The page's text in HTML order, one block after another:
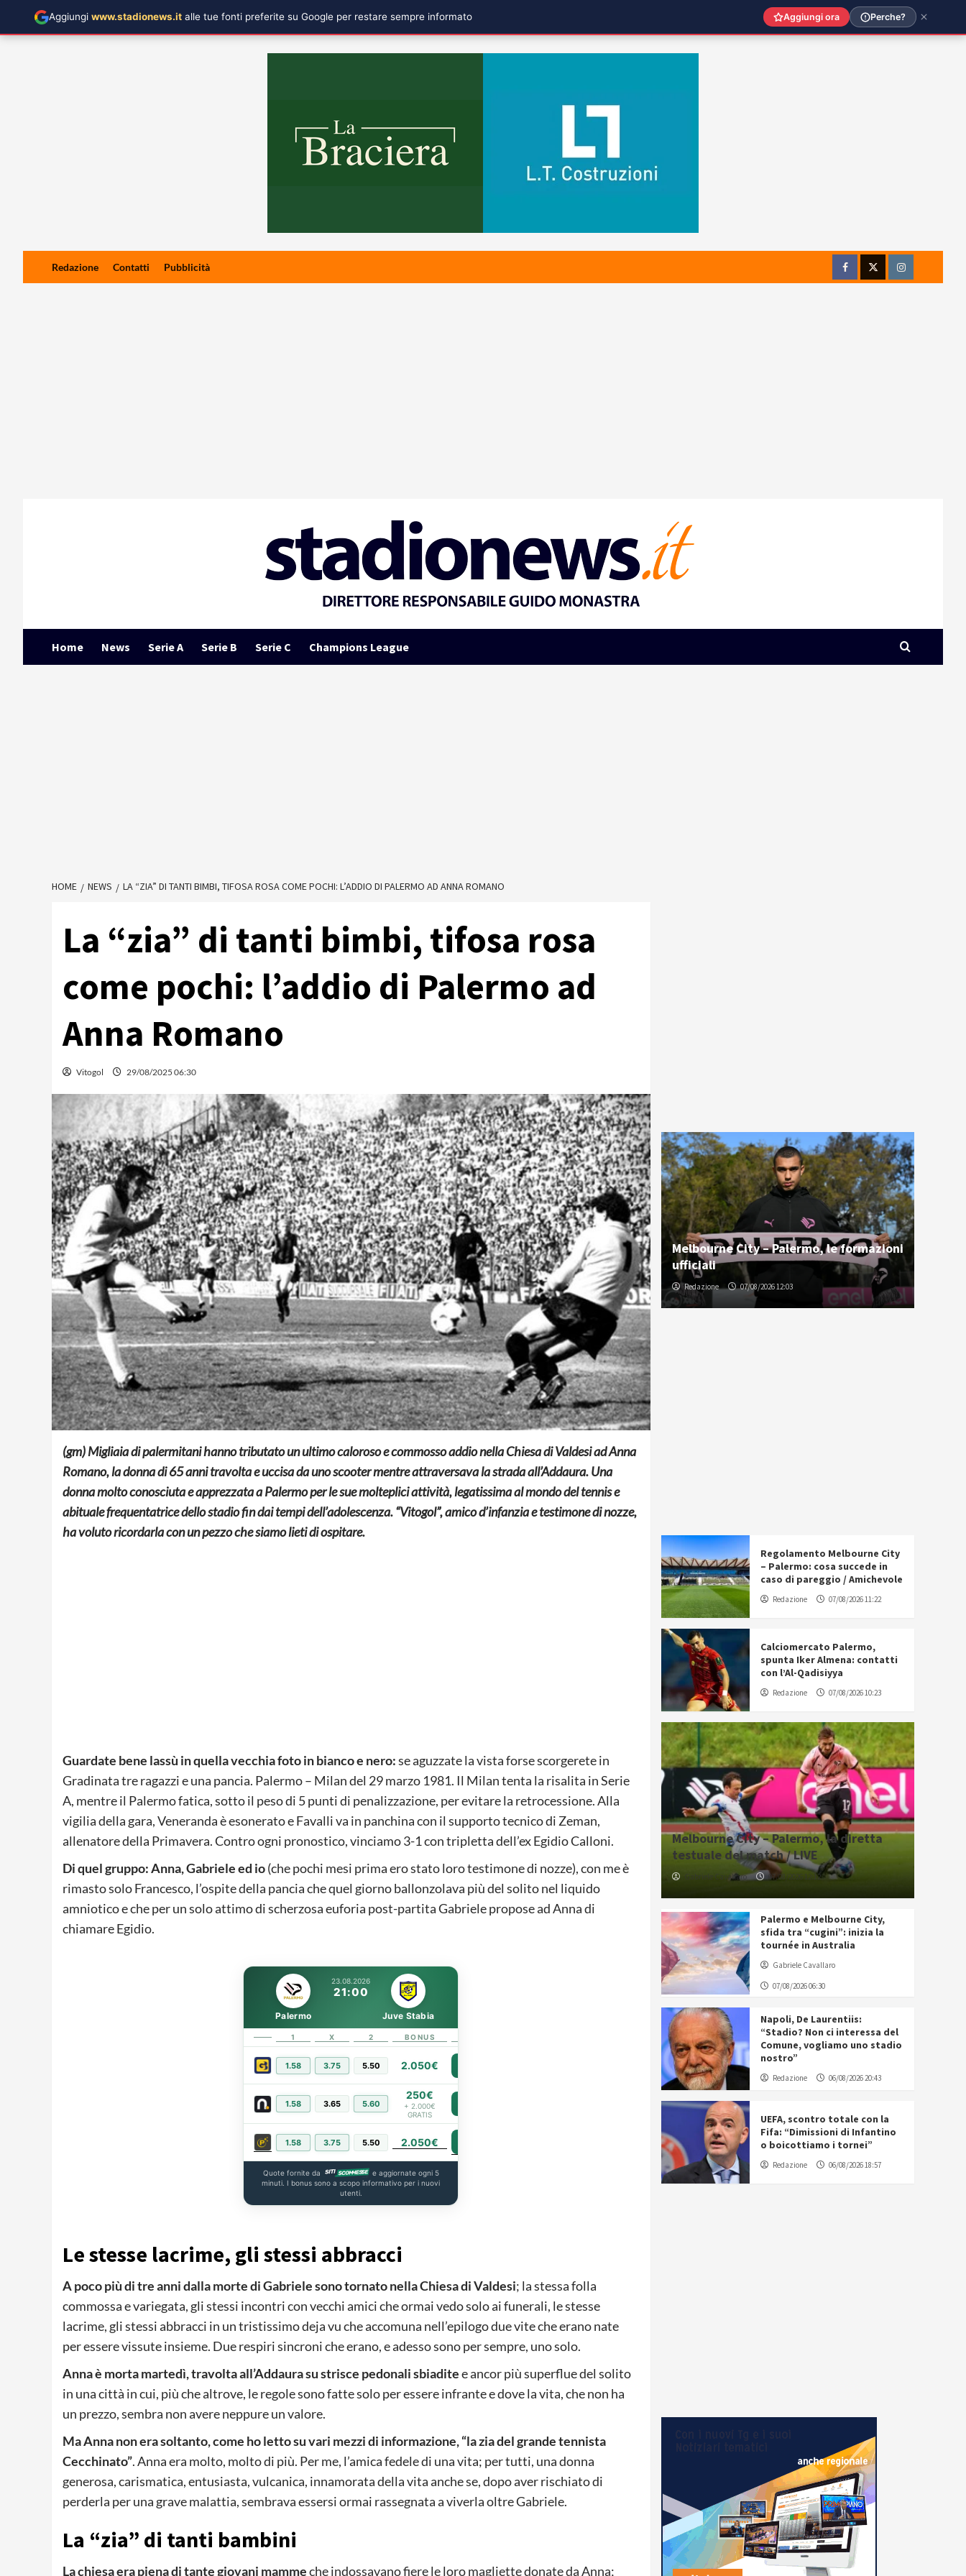
Redazione Contatti Pubblicità
FacebookTwitterInstagram
Home News Serie A Serie B Serie C Champions League
HOME NEWS LA “ZIA” DI TANTI BIMBI, TIFOSA ROSA COME POCHI: L’ADDIO DI PALERMO AD ANNA ROMANO
La “zia” di tanti bimbi, tifosa rosa
come pochi: l’addio di Palermo ad
Anna Romano
Vitogol 29/08/2025 06:30
(gm) Migliaia di palermitani hanno tributato un ultimo caloroso e commosso addio nella Chiesa di Valdesi ad Anna
Romano, la donna di 65 anni travolta e uccisa da uno scooter mentre attraversava la strada all’Addaura. Una
donna molto conosciuta e apprezzata a Palermo per le sue molteplici attività, legatissima al mondo del tennis e
abituale frequentatrice dello stadio fin dai tempi dell’adolescenza. “Vitogol”, amico d’infanzia e testimone di nozze,
ha voluto ricordarla con un pezzo che siamo lieti di ospitare.
Guardate bene lassù in quella vecchia foto in bianco e nero:se aguzzate la vista forse scorgerete in
Gradinata tre ragazzi e una pancia. Palermo – Milan del 29 marzo 1981. Il Milan tenta la risalita in Serie
A, mentre il Palermo fatica, sotto il peso di 5 punti di penalizzazione, per evitare la retrocessione. Alla
vigilia della gara, Veneranda è esonerato e Favalli va in panchina con il supporto tecnico di Zeman,
allenatore della Primavera. Contro ogni pronostico, vinciamo 3-1 con tripletta dell’ex Egidio Calloni.
Di quel gruppo: Anna, Gabriele ed io(che pochi mesi prima ero stato loro testimone di nozze), con me è
rimasto solo Francesco, l’ospite della pancia che quel giorno ballonzolava più del solito nel liquido
amniotico e che per un solo attimo di scherzosa euforia post-partita Gabriele propose ad Anna di
chiamare Egidio.
23.08.2026
21:00
Palermo Juve Stabia
1 X 2 BONUS
1.58 3.75 5.50 2.050€
1.58 3.65 5.60
250€
+ 2.000€
GRATIS
1.58 3.75 5.50 2.050€
Quote fornite da
e aggiornate ogni 5
minuti. I bonus sono a scopo informativo per i nuovi
utenti.
Le stesse lacrime, gli stessi abbracci
A poco più di tre anni dalla morte di Gabriele sono tornato nella Chiesa di Valdesi; la stessa folla
commossa e variegata, gli stessi incontri con vecchi amici che ormai vedo solo ai funerali, le stesse
lacrime, gli stessi abbracci in un tristissimo deja vu che accomuna nell’epilogo due vite che erano nate
per essere vissute insieme. Due respiri sincroni che erano, e adesso sono per sempre, uno solo.
Anna è morta martedì, travolta all’Addaura su strisce pedonali sbiaditee ancor più superflue del solito
in una città in cui, più che altrove, le regole sono fatte solo per essere infrante e dove la vita, che non ha
un prezzo, sembra non avere neppure un valore.
Ma Anna non era soltanto, come ho letto su vari mezzi di informazione, “la zia del grande tennista
Cecchinato”. Anna era molto, molto di più. Per me, l’amica fedele di una vita; per tutti, una donna
generosa, carismatica, entusiasta, vulcanica, innamorata della vita anche se, dopo aver rischiato di
perderla per una grave malattia, sembrava essersi ormai rassegnata a viverla oltre Gabriele.
La “zia” di tanti bambini
La chiesa era piena di tante giovani mammeche indossavano fiere le loro magliette donate da Anna;
Melbourne City – Palermo, le formazioni
ufficiali
Redazione 07/08/2026 12:03
Regolamento Melbourne City
– Palermo: cosa succede in
caso di pareggio / Amichevole
Redazione 07/08/2026 11:22
Calciomercato Palermo,
spunta Iker Almena: contatti
con l’Al-Qadisiyya
Redazione 07/08/2026 10:23
Melbourne City – Palermo, la diretta
testuale del match / LIVE
Gabriele Cavallaro 07/08/2026 12:12
Palermo e Melbourne City,
sfida tra “cugini”: inizia la
tournée in Australia
Gabriele Cavallaro
07/08/2026 06:30
Napoli, De Laurentiis:
“Stadio? Non ci interessa del
Comune, vogliamo uno stadio
nostro”
Redazione 06/08/2026 20:43
UEFA, scontro totale con la
Fifa: “Dimissioni di Infantino
o boicottiamo i tornei”
Redazione 06/08/2026 18:57
Aggiungi www.stadionews.it alle tue fonti preferite su Google per restare sempre informato Aggiungi ora Perche?